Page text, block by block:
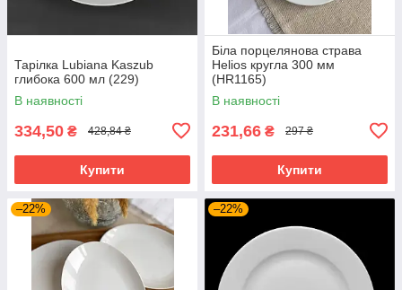
Тарілка Lubiana Kaszub
глибока 600 мл (229)
В наявності
334,50 ₴ 428,84 ₴
Купити
Біла порцелянова страва
Helios кругла 300 мм
(HR1165)
В наявності
231,66 ₴ 297 ₴
Купити
–22% –22%